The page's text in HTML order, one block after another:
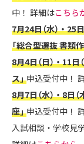
中！ 詳細はこちら
7月24日（水）・25日
「総合型選抜 書類
8月4日（日）・11日
ス」申込受付中！
8月7日（水）・8日
座」申込受付中！
入試相談・学校見